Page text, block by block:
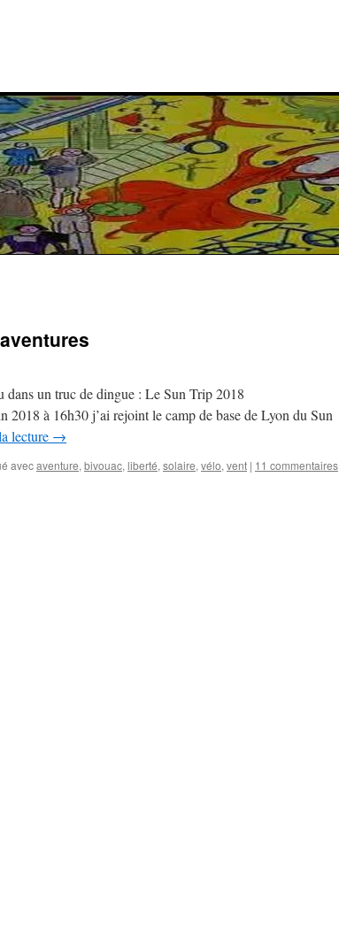
un truc de dingue : Le Sun Trip 2018
à 16h30 j’ai rejoint le camp de base de Lyon du Sun
lecture →
avecaventure, bivouac, liberté, solaire, vélo, vent | 11 commentaires